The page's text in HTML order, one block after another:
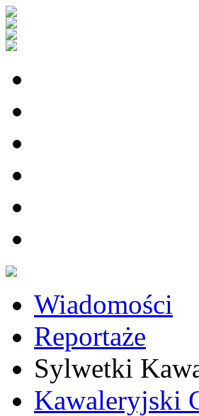
Wiadomości
Reportaże
Sylwetki
Kawaleryjski